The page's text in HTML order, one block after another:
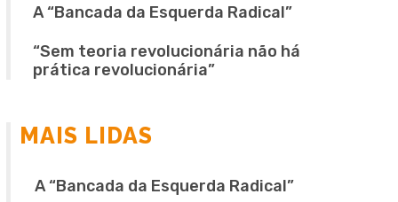
A “Bancada da Esquerda Radical”
“Sem teoria revolucionária não há
prática revolucionária”
MAIS LIDAS
A “Bancada da Esquerda Radical”